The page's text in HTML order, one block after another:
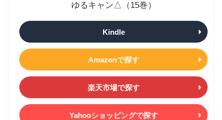
ゆるキャン△（15巻）
Kindle
Amazonで探す
楽天市場で探す
Yahooショッピングで探す